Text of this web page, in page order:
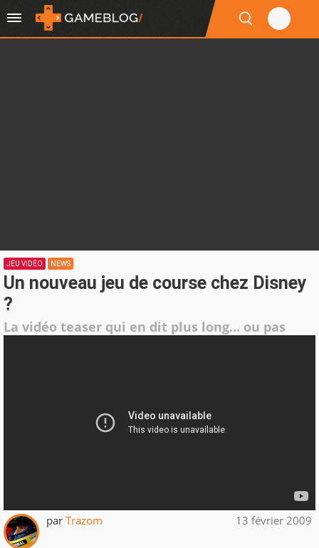
JEU VIDÉO NEWS
Un nouveau jeu de course chez Disney
?
La vidéo teaser qui en dit plus long... ou pas
par Trazom 13 février 2009